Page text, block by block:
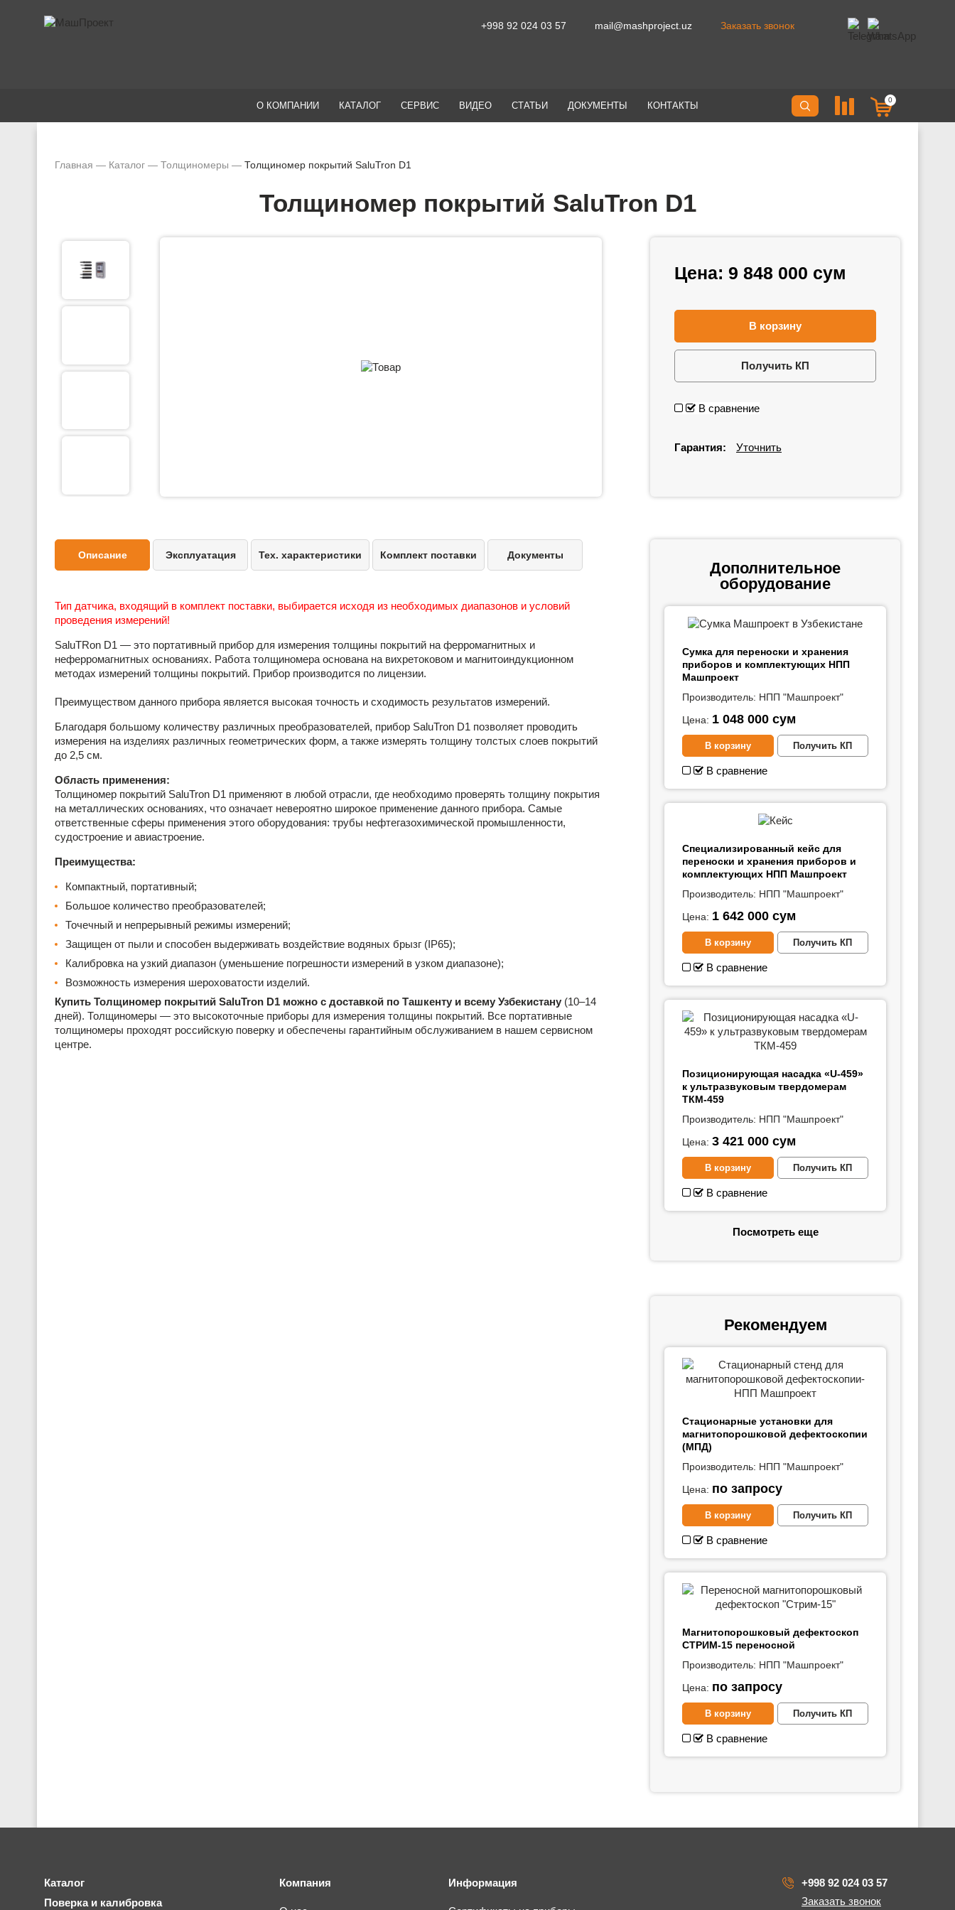
+998 92 024 03 57 mail@mashproject.uz Заказать звонок
О КОМПАНИИ КАТАЛОГ СЕРВИС ВИДЕО СТАТЬИ ДОКУМЕНТЫ КОНТАКТЫ
0
Главная — Каталог — Толщиномеры — Толщиномер покрытий SaluTron D1
Толщиномер покрытий SaluTron D1
Цена: 9 848 000 сум
В корзину
Получить КП
В сравнение
Гарантия: Уточнить
Описание Эксплуатация Тех. характеристики Комплект поставки Документы
Тип датчика, входящий в комплект поставки, выбирается исходя из необходимых диапазонов и условий
проведения измерений!
SaluTRon D1 — это портативный прибор для измерения толщины покрытий на ферромагнитных и
неферромагнитных основаниях. Работа толщиномера основана на вихретоковом и магнитоиндукционном
методах измерений толщины покрытий. Прибор производится по лицензии.
Преимуществом данного прибора является высокая точность и сходимость результатов измерений.
Благодаря большому количеству различных преобразователей, прибор SaluTron D1 позволяет проводить
измерения на изделиях различных геометрических форм, а также измерять толщину толстых слоев покрытий
до 2,5 см.
Область применения:
Толщиномер покрытий SaluTron D1 применяют в любой отрасли, где необходимо проверять толщину покрытия
на металлических основаниях, что означает невероятно широкое применение данного прибора. Самые
ответственные сферы применения этого оборудования: трубы нефтегазохимической промышленности,
судостроение и авиастроение.
Преимущества:
Компактный, портативный;
Большое количество преобразователей;
Точечный и непрерывный режимы измерений;
Защищен от пыли и способен выдерживать воздействие водяных брызг (IP65);
Калибровка на узкий диапазон (уменьшение погрешности измерений в узком диапазоне);
Возможность измерения шероховатости изделий.
Купить Толщиномер покрытий SaluTron D1 можно с доставкой по Ташкенту и всему Узбекистану (10–14
дней). Толщиномеры — это высокоточные приборы для измерения толщины покрытий. Все портативные
толщиномеры проходят российскую поверку и обеспечены гарантийным обслуживанием в нашем сервисном
центре.
Дополнительное
оборудование
Сумка для переноски и хранения
приборов и комплектующих НПП
Машпроект
Производитель: НПП "Машпроект"
Цена: 1 048 000 сум
В корзину Получить КП
В сравнение
Специализированный кейс для
переноски и хранения приборов и
комплектующих НПП Машпроект
Производитель: НПП "Машпроект"
Цена: 1 642 000 сум
В корзину Получить КП
В сравнение
Позиционирующая насадка «U-459»
к ультразвуковым твердомерам
ТКМ-459
Производитель: НПП "Машпроект"
Цена: 3 421 000 сум
В корзину Получить КП
В сравнение
Посмотреть еще
Рекомендуем
Стационарные установки для
магнитопорошковой дефектоскопии
(МПД)
Производитель: НПП "Машпроект"
Цена: по запросу
В корзину Получить КП
В сравнение
Магнитопорошковый дефектоскоп
СТРИМ-15 переносной
Производитель: НПП "Машпроект"
Цена: по запросу
В корзину Получить КП
В сравнение
Каталог
Поверка и калибровка
Компания Информация
+998 92 024 03 57
Заказать звонок